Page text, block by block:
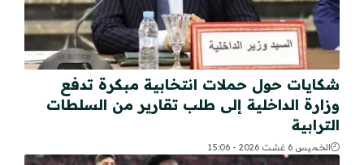
شكايات حول حملات انتخابية مبكرة تدفع
وزارة الداخلية إلى طلب تقارير من السلطات
الترابية
الخميس 6 غشت 2026 - 15:06